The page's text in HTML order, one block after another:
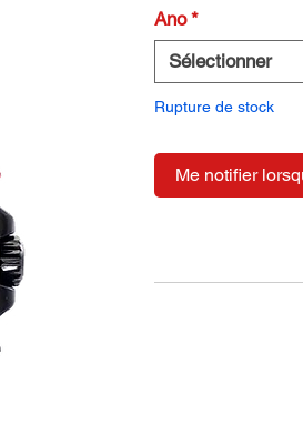
Ano *
Sélectionner
Rupture de stock
Me notifier